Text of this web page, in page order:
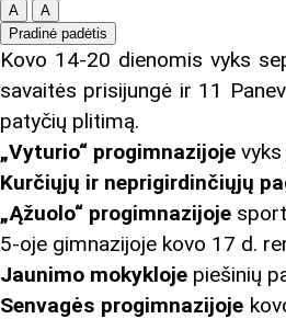
A
A
Pradinė padėtis
Kovo 14-20 dienomis vyks
savaitės prisijungė ir 11
patyčių plitimą.
„Vyturio“ progimnazijoje
Kurčiųjų ir neprigirdinčiųjų
„Ąžuolo“ progimnazijoje
5-oje gimnazijoje kovo 17 d.
Jaunimo mokykloje piešinių
Senvagės progimnazijoje